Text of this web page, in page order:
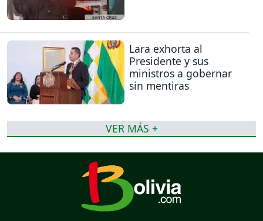
Lara exhorta al
Presidente y sus
ministros a gobernar
sin mentiras
VER MÁS +